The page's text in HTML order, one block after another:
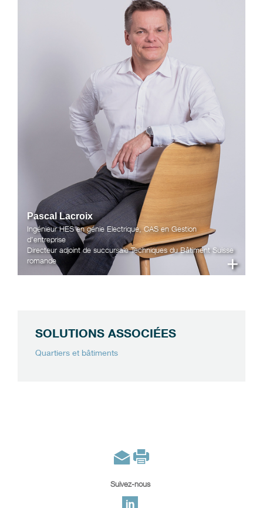
+
Pascal Lacroix
Ingénieur HES en génie Electrique, CAS en Gestion
d’entreprise
Directeur adjoint de succursale Techniques du Bâtiment Suisse
romande
SOLUTIONS ASSOCIÉES
Quartiers et bâtiments
Suivez-nous